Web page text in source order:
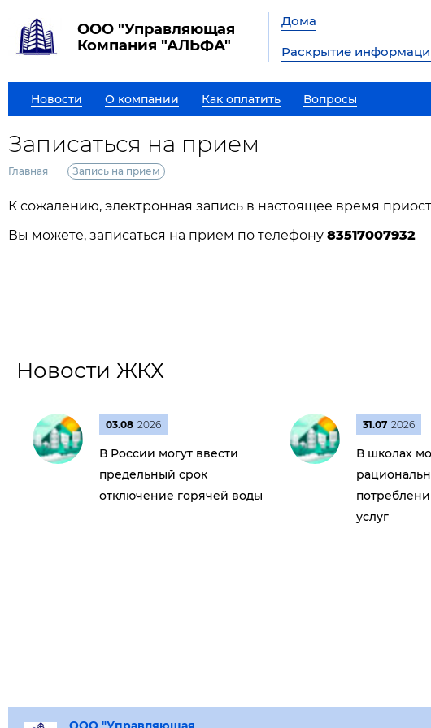
ООО "Управляющая
Компания "АЛЬФА"
Дома
Раскрытие
Новости О компании Как оплатить Вопросы
Записаться на прием
Главная — Запись на прием
К сожалению, электронная запись в настоящее время
Вы можете, записаться на прием по телефону 83517007932
Новости ЖКХ
03.08 2026
В России могут ввести
предельный срок
отключение горячей воды
31.07 2026
В школах
услуг